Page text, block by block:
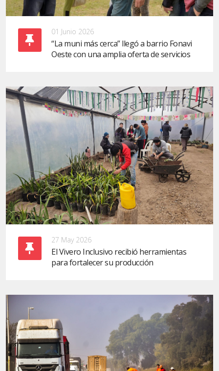
01 Junio 2026
“La muni más cerca” llegó a barrio Fonavi
Oeste con una amplia oferta de servicios
27 May 2026
El Vivero Inclusivo recibió herramientas
para fortalecer su producción